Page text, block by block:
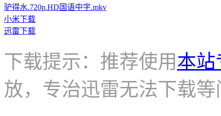
驴得水.720p.HD国语中字.mkv
小米下载
迅雷下载
下载提示：推荐使用本站
放，专治迅雷无法下载等